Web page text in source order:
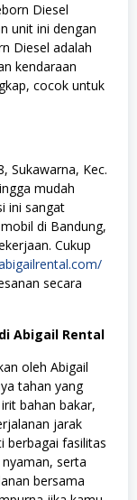
Diesel
unit ini dengan
Diesel adalah
kendaraan
cocok untuk
Sukawarna, Kec.
mudah
ini sangat
di Bandung,
Cukup
secara
Abigail Rental
oleh Abigail
tahan yang
bahan bakar,
jarak
berbagai fasilitas
serta
bersama